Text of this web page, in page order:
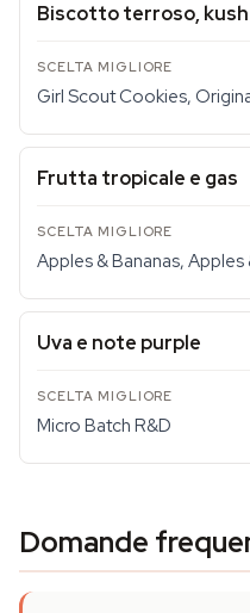
Biscotto terroso,
Girl Scout Cookies,
Frutta tropicale e gas
Apples & Bananas,
Uva e note purple
Micro Batch R&D
Domande